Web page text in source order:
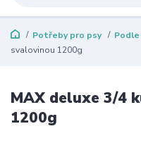
Potřeby pro psy
svalovinou 1200g
MAX deluxe 3/4
1200g